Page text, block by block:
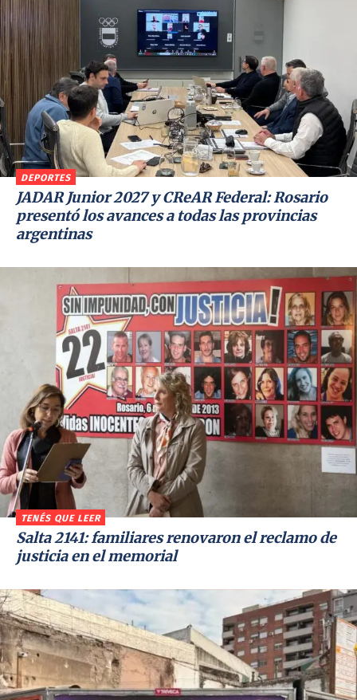
DEPORTES
JADAR Junior 2027 y CReAR Federal: Rosario
presentó los avances a todas las provincias
argentinas
TENÉS QUE LEER
Salta 2141: familiares renovaron el reclamo de
justicia en el memorial